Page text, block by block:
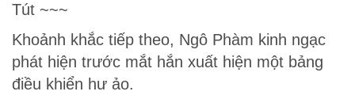
Tút ~~~
Khoảnh khắc tiếp theo, Ngô Phàm kinh ngạc
phát hiện trước mắt hắn xuất hiện một bảng
điều khiển hư ảo.